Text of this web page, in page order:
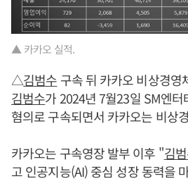
▲ 카카오 실적.
△김범수 구속 뒤 카카오 비상경영
김범수가 2024년 7월23일 SM엔
혐의로 구속되면서 카카오는 비상
카카오는 구속영장 발부 이후 "김
고 인공지능(AI) 중심 성장 동력을